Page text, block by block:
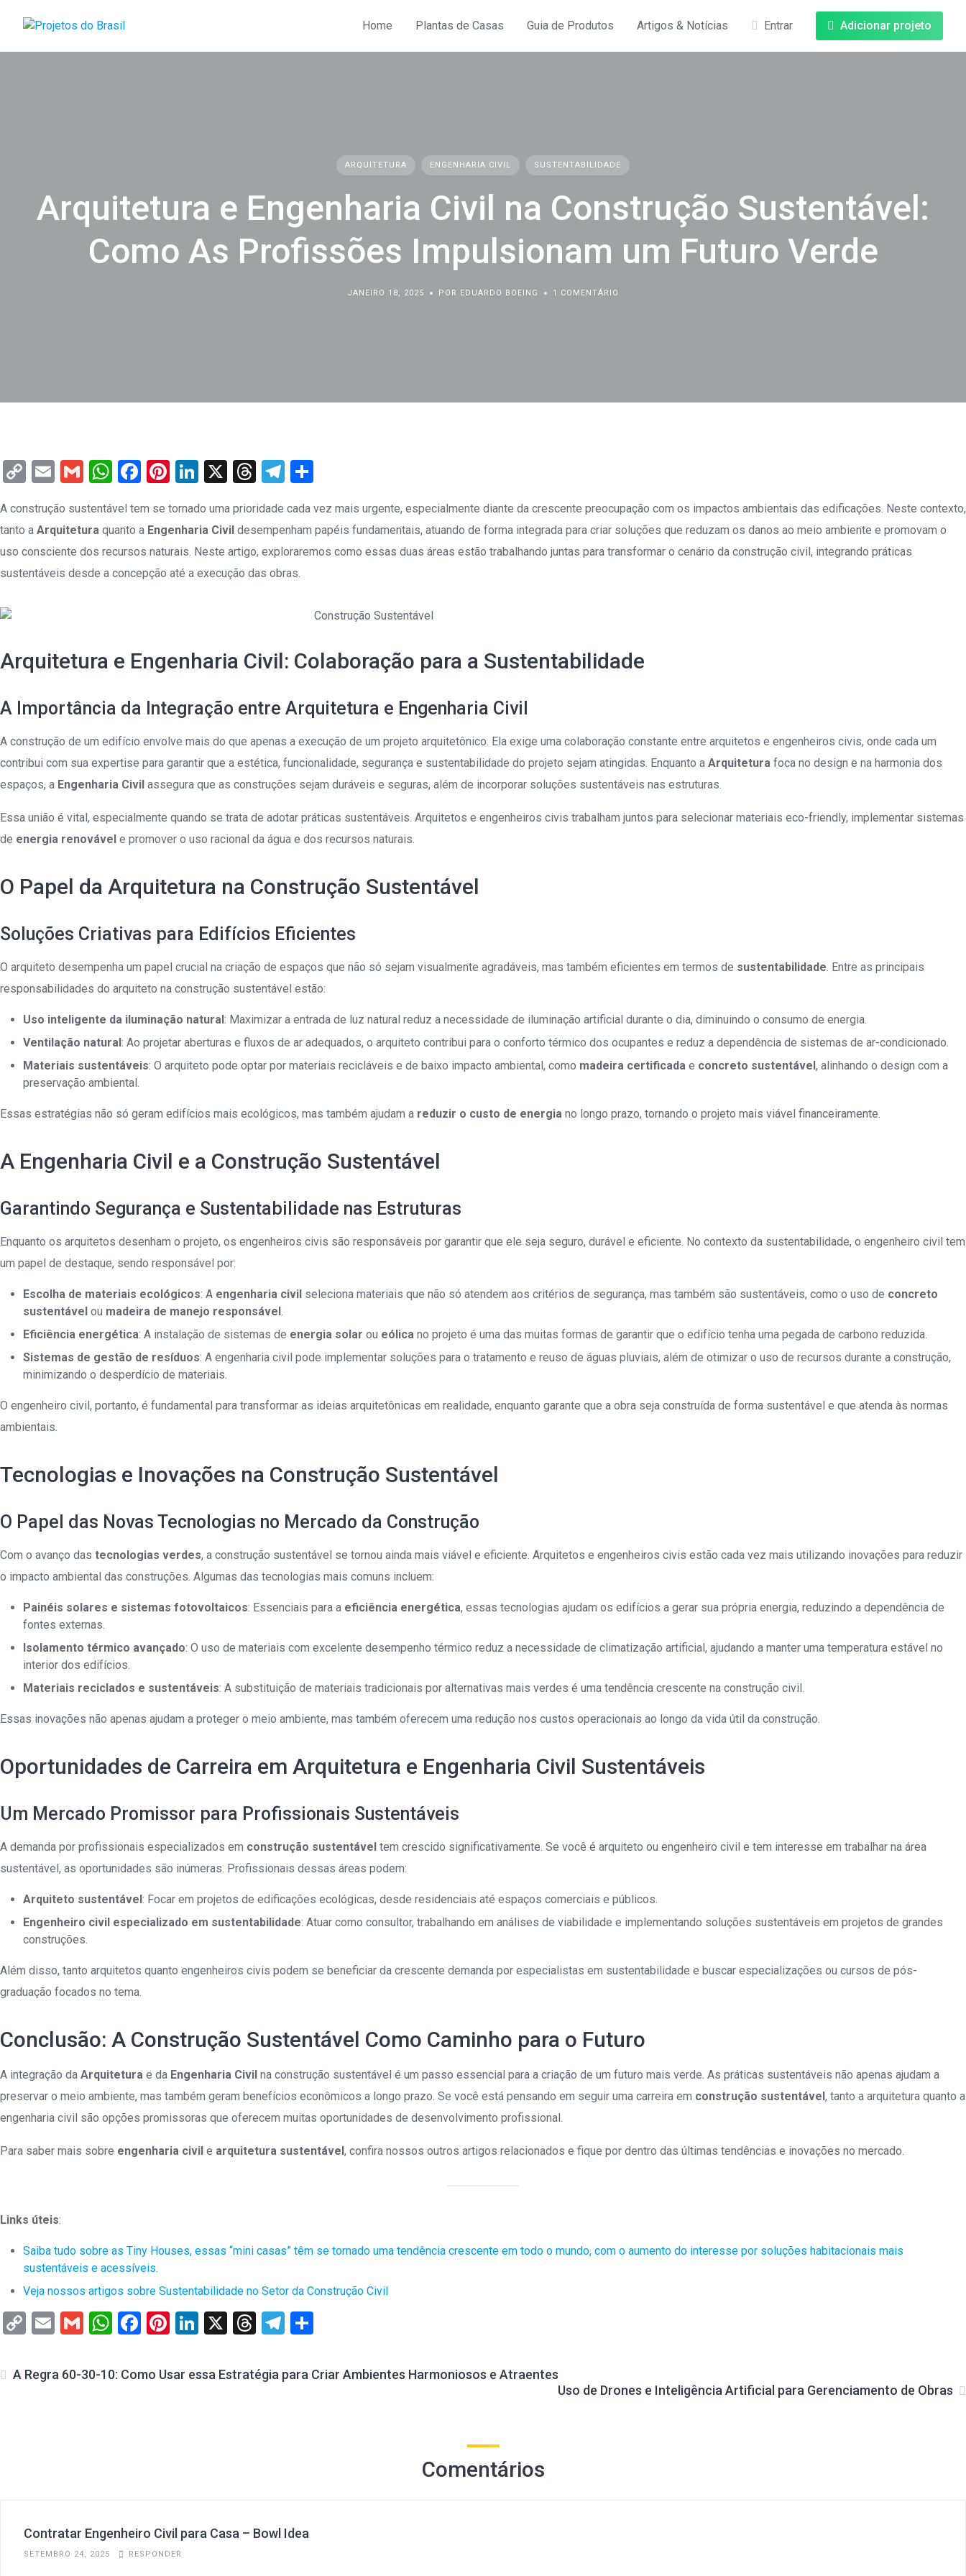
Home Plantas de Casas Guia de Produtos Artigos & Notícias Entrar Adicionar projeto
ARQUITETURA ENGENHARIA CIVIL SUSTENTABILIDADE
Arquitetura e Engenharia Civil na Construção Sustentável:
Como As Profissões Impulsionam um Futuro Verde
JANEIRO 18, 2025 POR EDUARDO BOEING 1 COMENTÁRIO
CopyEmailGmailWhatsApp
Facebook
Pinterest
LinkedIn
X Threads
Telegram
A construção sustentável tem se tornado uma prioridade cada vez mais urgente, especialmente diante da crescente preocupação com os impactos ambientais das edificações. Neste contexto,
tanto a Arquitetura quanto a Engenharia Civil desempenham papéis fundamentais, atuando de forma integrada para criar soluções que reduzam os danos ao meio ambiente e promovam o
uso consciente dos recursos naturais. Neste artigo, exploraremos como essas duas áreas estão trabalhando juntas para transformar o cenário da construção civil, integrando práticas
sustentáveis desde a concepção até a execução das obras.
Arquitetura e Engenharia Civil: Colaboração para a Sustentabilidade
A Importância da Integração entre Arquitetura e Engenharia Civil
A construção de um edifício envolve mais do que apenas a execução de um projeto arquitetônico. Ela exige uma colaboração constante entre arquitetos e engenheiros civis, onde cada um
contribui com sua expertise para garantir que a estética, funcionalidade, segurança e sustentabilidade do projeto sejam atingidas. Enquanto a Arquitetura foca no design e na harmonia dos
espaços, a Engenharia Civil assegura que as construções sejam duráveis e seguras, além de incorporar soluções sustentáveis nas estruturas.
Essa união é vital, especialmente quando se trata de adotar práticas sustentáveis. Arquitetos e engenheiros civis trabalham juntos para selecionar materiais eco-friendly, implementar sistemas
de energia renovável e promover o uso racional da água e dos recursos naturais.
O Papel da Arquitetura na Construção Sustentável
Soluções Criativas para Edifícios Eficientes
O arquiteto desempenha um papel crucial na criação de espaços que não só sejam visualmente agradáveis, mas também eficientes em termos de sustentabilidade. Entre as principais
responsabilidades do arquiteto na construção sustentável estão:
Uso inteligente da iluminação natural: Maximizar a entrada de luz natural reduz a necessidade de iluminação artificial durante o dia, diminuindo o consumo de energia.
Ventilação natural: Ao projetar aberturas e fluxos de ar adequados, o arquiteto contribui para o conforto térmico dos ocupantes e reduz a dependência de sistemas de ar-condicionado.
Materiais sustentáveis: O arquiteto pode optar por materiais recicláveis e de baixo impacto ambiental, como madeira certificada e concreto sustentável, alinhando o design com a
preservação ambiental.
Essas estratégias não só geram edifícios mais ecológicos, mas também ajudam a reduzir o custo de energia no longo prazo, tornando o projeto mais viável financeiramente.
A Engenharia Civil e a Construção Sustentável
Garantindo Segurança e Sustentabilidade nas Estruturas
Enquanto os arquitetos desenham o projeto, os engenheiros civis são responsáveis por garantir que ele seja seguro, durável e eficiente. No contexto da sustentabilidade, o engenheiro civil tem
um papel de destaque, sendo responsável por:
Escolha de materiais ecológicos: A engenharia civil seleciona materiais que não só atendem aos critérios de segurança, mas também são sustentáveis, como o uso de concreto
sustentável ou madeira de manejo responsável.
Eficiência energética: A instalação de sistemas de energia solar ou eólica no projeto é uma das muitas formas de garantir que o edifício tenha uma pegada de carbono reduzida.
Sistemas de gestão de resíduos: A engenharia civil pode implementar soluções para o tratamento e reuso de águas pluviais, além de otimizar o uso de recursos durante a construção,
minimizando o desperdício de materiais.
O engenheiro civil, portanto, é fundamental para transformar as ideias arquitetônicas em realidade, enquanto garante que a obra seja construída de forma sustentável e que atenda às normas
ambientais.
Tecnologias e Inovações na Construção Sustentável
O Papel das Novas Tecnologias no Mercado da Construção
Com o avanço das tecnologias verdes, a construção sustentável se tornou ainda mais viável e eficiente. Arquitetos e engenheiros civis estão cada vez mais utilizando inovações para reduzir
o impacto ambiental das construções. Algumas das tecnologias mais comuns incluem:
Painéis solares e sistemas fotovoltaicos: Essenciais para a eficiência energética, essas tecnologias ajudam os edifícios a gerar sua própria energia, reduzindo a dependência de
fontes externas.
Isolamento térmico avançado: O uso de materiais com excelente desempenho térmico reduz a necessidade de climatização artificial, ajudando a manter uma temperatura estável no
interior dos edifícios.
Materiais reciclados e sustentáveis: A substituição de materiais tradicionais por alternativas mais verdes é uma tendência crescente na construção civil.
Essas inovações não apenas ajudam a proteger o meio ambiente, mas também oferecem uma redução nos custos operacionais ao longo da vida útil da construção.
Oportunidades de Carreira em Arquitetura e Engenharia Civil Sustentáveis
Um Mercado Promissor para Profissionais Sustentáveis
A demanda por profissionais especializados em construção sustentável tem crescido significativamente. Se você é arquiteto ou engenheiro civil e tem interesse em trabalhar na área
sustentável, as oportunidades são inúmeras. Profissionais dessas áreas podem:
Arquiteto sustentável: Focar em projetos de edificações ecológicas, desde residenciais até espaços comerciais e públicos.
Engenheiro civil especializado em sustentabilidade: Atuar como consultor, trabalhando em análises de viabilidade e implementando soluções sustentáveis em projetos de grandes
construções.
Além disso, tanto arquitetos quanto engenheiros civis podem se beneficiar da crescente demanda por especialistas em sustentabilidade e buscar especializações ou cursos de pós-
graduação focados no tema.
Conclusão: A Construção Sustentável Como Caminho para o Futuro
A integração da Arquitetura e da Engenharia Civil na construção sustentável é um passo essencial para a criação de um futuro mais verde. As práticas sustentáveis não apenas ajudam a
preservar o meio ambiente, mas também geram benefícios econômicos a longo prazo. Se você está pensando em seguir uma carreira em construção sustentável, tanto a arquitetura quanto a
engenharia civil são opções promissoras que oferecem muitas oportunidades de desenvolvimento profissional.
Para saber mais sobre engenharia civil e arquitetura sustentável, confira nossos outros artigos relacionados e fique por dentro das últimas tendências e inovações no mercado.
Links úteis:
Saiba tudo sobre as Tiny Houses, essas “mini casas” têm se tornado uma tendência crescente em todo o mundo, com o aumento do interesse por soluções habitacionais mais
sustentáveis e acessíveis.
Veja nossos artigos sobre Sustentabilidade no Setor da Construção Civil
CopyEmailGmailWhatsApp
Facebook
Pinterest
LinkedIn
X Threads
Telegram
A Regra 60-30-10: Como Usar essa Estratégia para Criar Ambientes Harmoniosos e Atraentes
Uso de Drones e Inteligência Artificial para Gerenciamento de Obras
Comentários
Contratar Engenheiro Civil para Casa – Bowl Idea
SETEMBRO 24, 2025 RESPONDER